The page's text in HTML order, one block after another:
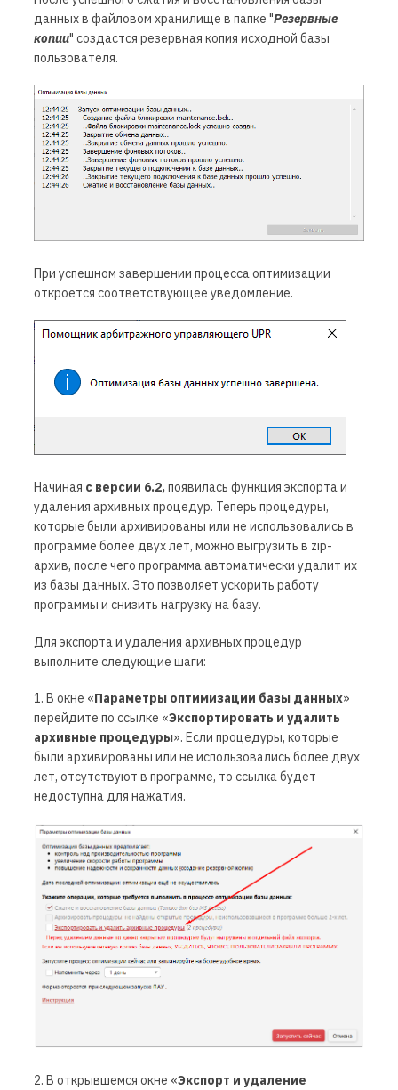
данных в файловом хранилище в папке "Резервные
копии" создастся резервная копия исходной базы
пользователя.
При успешном завершении процесса оптимизации
откроется соответствующее уведомление.
Начиная с версии 6.2,появилась функция экспорта и
удаления архивных процедур. Теперь процедуры,
которые были архивированы или не использовались в
программе более двух лет, можно выгрузить в zip-
архив, после чего программа автоматически удалит их
из базы данных. Это позволяет ускорить работу
программы и снизить нагрузку на базу.
Для экспорта и удаления архивных процедур
выполните следующие шаги:
1. В окне «Параметры оптимизации базы данных»
перейдите по ссылке «Экспортировать и удалить
архивные процедуры». Если процедуры, которые
были архивированы или не использовались более двух
лет, отсутствуют в программе, то ссылка будет
недоступна для нажатия.
2. В открывшемся окне «Экспорт и удаление